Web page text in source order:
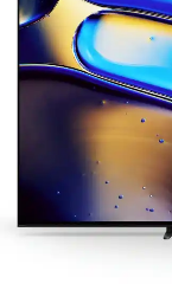
DODATNA
OPREMA
MOBILNI I
KUĆNI
APARATI